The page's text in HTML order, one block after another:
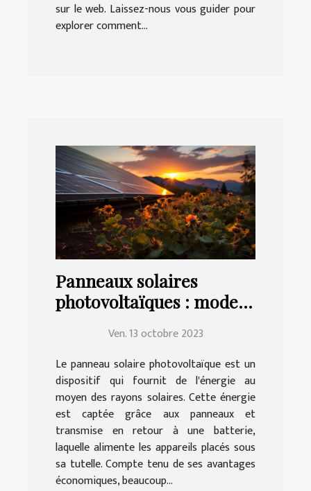
sur le web. Laissez-nous vous guider pour
explorer comment...
Panneaux solaires
photovoltaïques : mode
d'entretienVen. 13 octobre 2023
Le panneau solaire photovoltaïque est un
dispositif qui fournit de l'énergie au
moyen des rayons solaires. Cette énergie
est captée grâce aux panneaux et
transmise en retour à une batterie,
laquelle alimente les appareils placés sous
sa tutelle. Compte tenu de ses avantages
économiques, beaucoup...